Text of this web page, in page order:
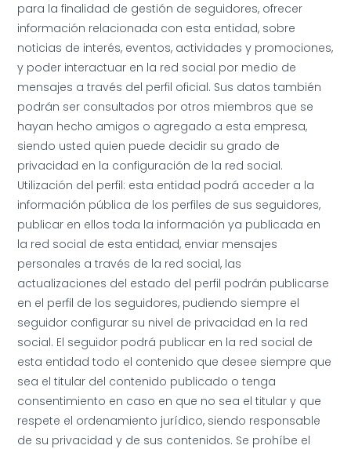
para la finalidad de gestión de seguidores, ofrecer
información relacionada con esta entidad, sobre
noticias de interés, eventos, actividades y promociones,
y poder interactuar en la red social por medio de
mensajes a través del perfil oficial. Sus datos también
podrán ser consultados por otros miembros que se
hayan hecho amigos o agregado a esta empresa,
siendo usted quien puede decidir su grado de
privacidad en la configuración de la red social.
Utilización del perfil: esta entidad podrá acceder a la
información pública de los perfiles de sus seguidores,
publicar en ellos toda la información ya publicada en
la red social de esta entidad, enviar mensajes
personales a través de la red social, las
actualizaciones del estado del perfil podrán publicarse
en el perfil de los seguidores, pudiendo siempre el
seguidor configurar su nivel de privacidad en la red
social. El seguidor podrá publicar en la red social de
esta entidad todo el contenido que desee siempre que
sea el titular del contenido publicado o tenga
consentimiento en caso en que no sea el titular y que
respete el ordenamiento jurídico, siendo responsable
de su privacidad y de sus contenidos. Se prohíbe el